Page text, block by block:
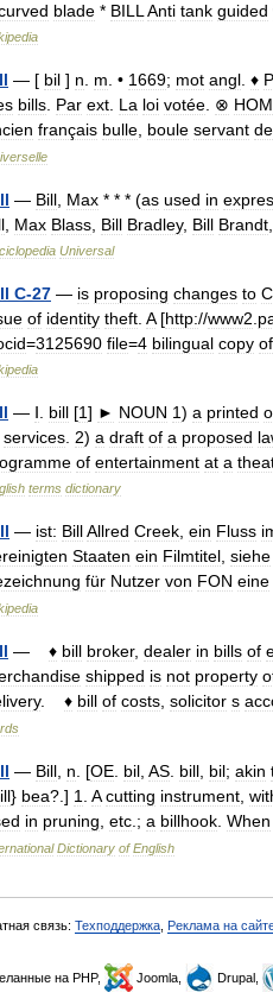
blade * BILL Anti tank guided
— [ bil ] n m . • 1669; mot angl ♦
bills Par ext La loi votée ⊗ HOM
français bulle boule servant de
— Bill Max * * * (as used in
Max Blass Bill Bradley, Bill Brandt
Universal
C-27 — is proposing changes to
of identity theft A[http://www2
=3125690 file=4 bilingual copy of
— Ⅰ bill [1] ► NOUN 1) a printed
services 2) a draft of a proposed
of entertainment at a
terms dictionary
— ist: BillAllred Creek ein Fluss
Staaten ein Filmtitel siehe
für Nutzer von FON eine
— ♦ bill broker, dealer in bills of
shipped is not property
. ♦ bill of costs solicitor s
— Bill n . [OE bil AS bill bil; akin
} bea?.] 1 A cutting instrument
in pruning etc .; a billhook When
Dictionary of English
связь: Техподдержка Реклама на
на PHP, Joomla, Drupal,